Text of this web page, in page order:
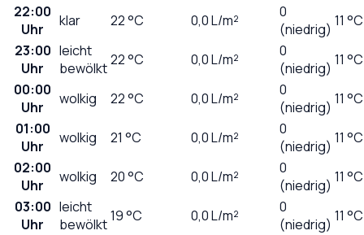
22:00
Uhr
klar 22°C 0,0L/m²
0
(niedrig) 11 °C
23:00
Uhr
leicht
bewölkt22°C 0,0L/m²
0
(niedrig) 11 °C
00:00
Uhr
wolkig 22°C 0,0L/m²
0
(niedrig) 11 °C
01:00
Uhr
wolkig 21 °C 0,0L/m²
0
(niedrig) 11 °C
02:00
Uhr
wolkig 20°C 0,0L/m²
0
(niedrig) 11 °C
03:00
Uhr
leicht
bewölkt19°C 0,0L/m²
0
(niedrig) 11 °C